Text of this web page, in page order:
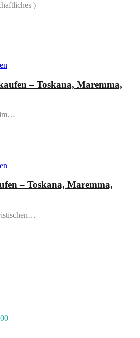
)
– Toskana, Maremma,
im…
– Toskana, Maremma,